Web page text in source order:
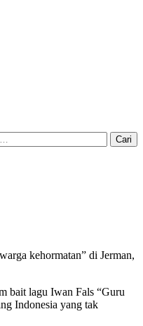
kehormatan” di Jerman,
bait lagu Iwan Fals “Guru
Indonesia yang tak